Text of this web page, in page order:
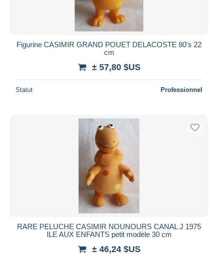
Figurine CASIMIR GRAND POUET DELACOSTE 80's 22
cm
± 57,80 $US
Statut Professionnel
RARE PELUCHE CASIMIR NOUNOURS CANAL J 1975
ILE AUX ENFANTS petit modèle 30 cm
± 46,24 $US